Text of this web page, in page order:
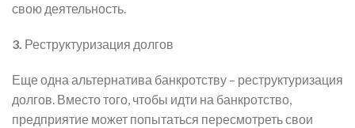
свою деятельность.
3. Реструктуризация долгов
Еще одна альтернатива банкротству – реструктуризация
долгов. Вместо того, чтобы идти на банкротство,
предприятие может попытаться пересмотреть свои